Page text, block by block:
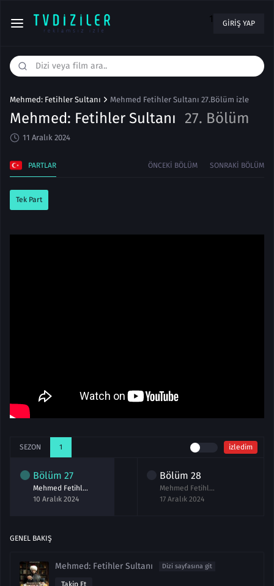
1 GIRIŞ YAP
Mehmed: Fetihler Sultanı Mehmed Fetihler Sultanı 27.Bölüm izle
Mehmed: Fetihler Sultanı 27. Bölüm
11 Aralık 2024
PARTLAR ÖNCEKI BÖLÜM SONRAKI BÖLÜM
Tek Part
SEZON 1 izledim
Bölüm 27
Mehmed Fetihler Sultanı 27.Bölüm izle
10 Aralık 2024
Bölüm 28
Mehmed Fetihler Sultanı 28.Bölüm izle
17 Aralık 2024
GENEL BAKIŞ
Mehmed: Fetihler Sultanı Dizi sayfasına git
Takip Et